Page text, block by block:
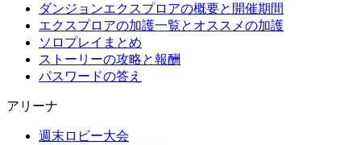
ダンジョンエクスプロアの概要と開催期間
エクスプロアの加護一覧とオススメの加護
ソロプレイまとめ
ストーリーの攻略と報酬
パスワードの答え
アリーナ
週末ロビー大会